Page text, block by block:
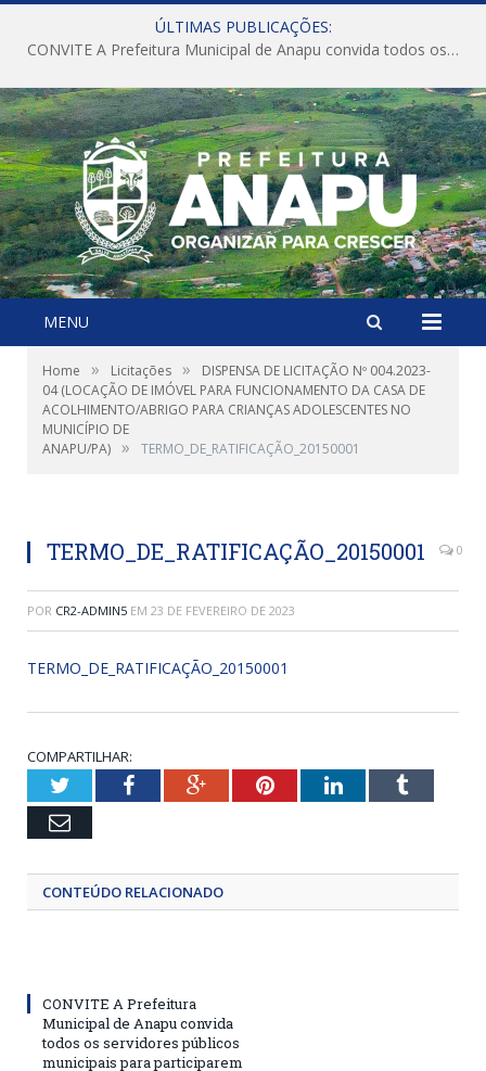
ÚLTIMAS PUBLICAÇÕES:
CONVITE A Prefeitura Municipal de Anapu convida todos os servidores públicos municipais para participarem da Audiência Pública de discussão da Lei de Diretrizes Orçamentárias (LDO), importante instrumento de planejamento das ações e investimentos da Administração Pública para o próximo exercício financeiro.
MENU
Home » Licitações »
DISPENSA DE LICITAÇÃO Nº 004.2023-
04 (LOCAÇÃO DE IMÓVEL PARA FUNCIONAMENTO DA CASA DE
ACOLHIMENTO/ABRIGO PARA CRIANÇAS ADOLESCENTES NO
MUNICÍPIO DE
ANAPU/PA) » TERMO_DE_RATIFICAÇÃO_20150001
TERMO_DE_RATIFICAÇÃO_20150001 0
POR CR2-ADMIN5 EM 23 DE FEVEREIRO DE 2023
TERMO_DE_RATIFICAÇÃO_20150001
COMPARTILHAR:
TwitterFacebookGoogle+PinterestLinkedInTumblr
Email
CONTEÚDO RELACIONADO
CONVITE A Prefeitura
Municipal de Anapu convida
todos os servidores públicos
municipais para participarem